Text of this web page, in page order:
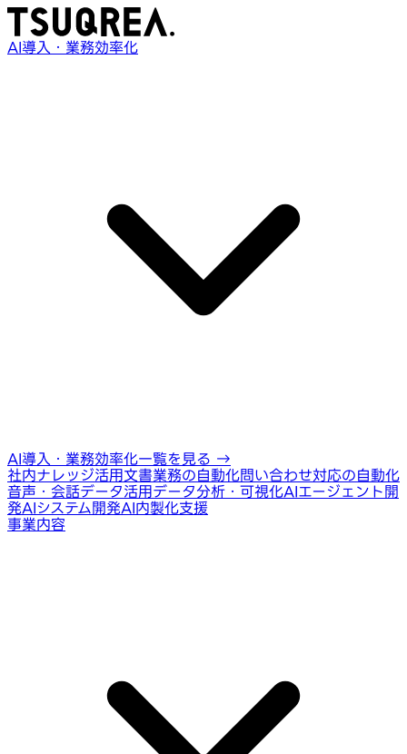
AI導入・業務効率化
AI導入・業務効率化一覧を見る →
社内ナレッジ活用文書業務の自動化問い合わせ対応の自動化
音声・会話データ活用データ分析・可視化AIエージェント開
発AIシステム開発AI内製化支援
事業内容